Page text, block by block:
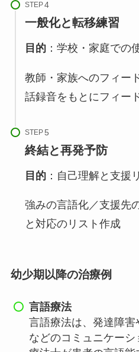
STEP
一般化と転移練習
目的：学校・家庭での
教師・家族へのフィー
話録音をもとにフィー
STEP
終結と再発予防
目的：自己理解と支援
強みの言語化／支援先
と対応のリスト作成
幼少期以降の治療例
言語療法
言語療法は、発達障
などのコミュニケー